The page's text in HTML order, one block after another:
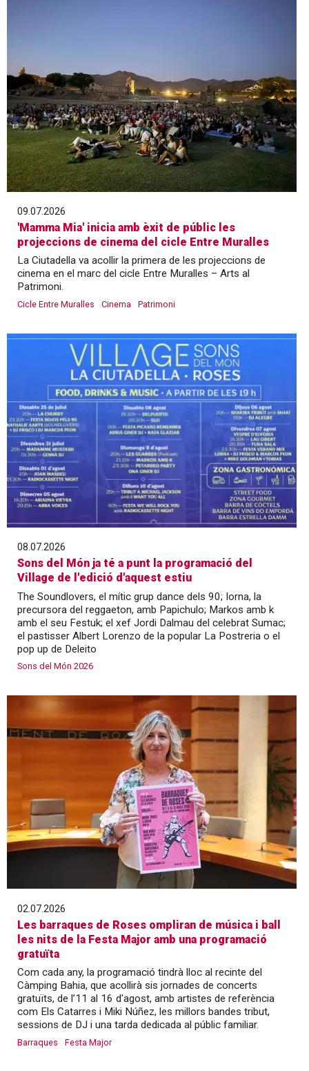
09.07.2026
'Mamma Mia' inicia amb èxit de públic les
projeccions de cinema del cicle Entre Muralles
La Ciutadella va acollir la primera de les projeccions de
cinema en el marc del cicle Entre Muralles – Arts al
Patrimoni.
Cicle Entre Muralles Cinema Patrimoni
08.07.2026
Sons del Món ja té a punt la programació del
Village de l'edició d'aquest estiu
The Soundlovers, el mític grup dance dels 90; Iorna, la
precursora del reggaeton, amb Papichulo; Markos amb k
amb el seu Festuk; el xef Jordi Dalmau del celebrat Sumac;
el pastisser Albert Lorenzo de la popular La Postreria o el
pop up de Deleito
Sons del Món 2026
02.07.2026
Les barraques de Roses ompliran de música i ball
les nits de la Festa Major amb una programació
gratuïta
Com cada any, la programació tindrà lloc al recinte del
Càmping Bahia, que acollirà sis jornades de concerts
gratuïts, de l’11 al 16 d'agost, amb artistes de referència
com Els Catarres i Miki Núñez, les millors bandes tribut,
sessions de DJ i una tarda dedicada al públic familiar.
Barraques Festa Major